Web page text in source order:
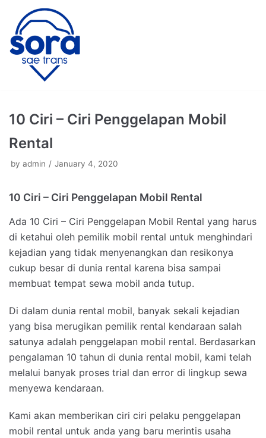
Skip
to
content
10 Ciri – Ciri Penggelapan Mobil
Rental
by admin January 4, 2020
10 Ciri – Ciri Penggelapan Mobil Rental
Ada 10 Ciri – Ciri Penggelapan Mobil Rental yang harus
di ketahui oleh pemilik mobil rental untuk menghindari
kejadian yang tidak menyenangkan dan resikonya
cukup besar di dunia rental karena bisa sampai
membuat tempat sewa mobil anda tutup.
Di dalam dunia rental mobil, banyak sekali kejadian
yang bisa merugikan pemilik rental kendaraan salah
satunya adalah penggelapan mobil rental. Berdasarkan
pengalaman 10 tahun di dunia rental mobil, kami telah
melalui banyak proses trial dan error di lingkup sewa
menyewa kendaraan.
Kami akan memberikan ciri ciri pelaku penggelapan
mobil rental untuk anda yang baru merintis usaha